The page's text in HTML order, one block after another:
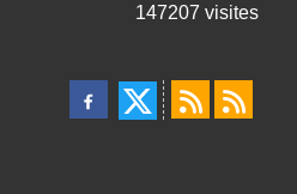
147207 visites